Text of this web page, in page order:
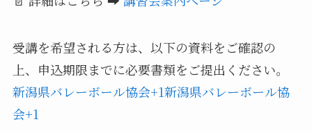
受講を希望される方は、以下の資料をご確認の
上、申込期限までに必要書類をご提出ください。
新潟県バレーボール協会+1新潟県バレーボール協
会+1